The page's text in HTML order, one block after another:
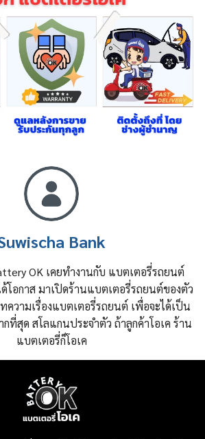
Bank
OK เคยทำงานกับ แบตเตอรี่รถยนต์
โอกาส มาเปิดร้านแบตเตอรี่รถยนต์ของตัว
ความเรื่องแบตเตอรี่รถยนต์ เพื่อจะได้เป็น
ที่สุด สโลแกนประจำตัว ถ้าลูกค้าโอเค ร้าน
แบตเตอรี่ก็โอเค